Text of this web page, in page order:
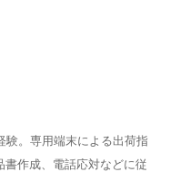
験。専用端末による出荷指
作成、電話応対などに従